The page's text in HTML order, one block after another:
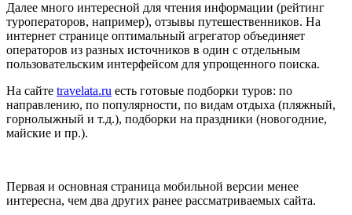
Далее много интересной для чтения информации (рейтинг
туроператоров, например), отзывы путешественников. На
интернет странице оптимальный агрегатор объединяет
операторов из разных источников в один с отдельным
пользовательским интерфейсом для упрощенного поиска.
На сайте travelata.ru есть готовые подборки туров: по
направлению, по популярности, по видам отдыха (пляжный,
горнолыжный и т.д.), подборки на праздники (новогодние,
майские и пр.).
Первая и основная страница мобильной версии менее
интересна, чем два других ранее рассматриваемых сайта.